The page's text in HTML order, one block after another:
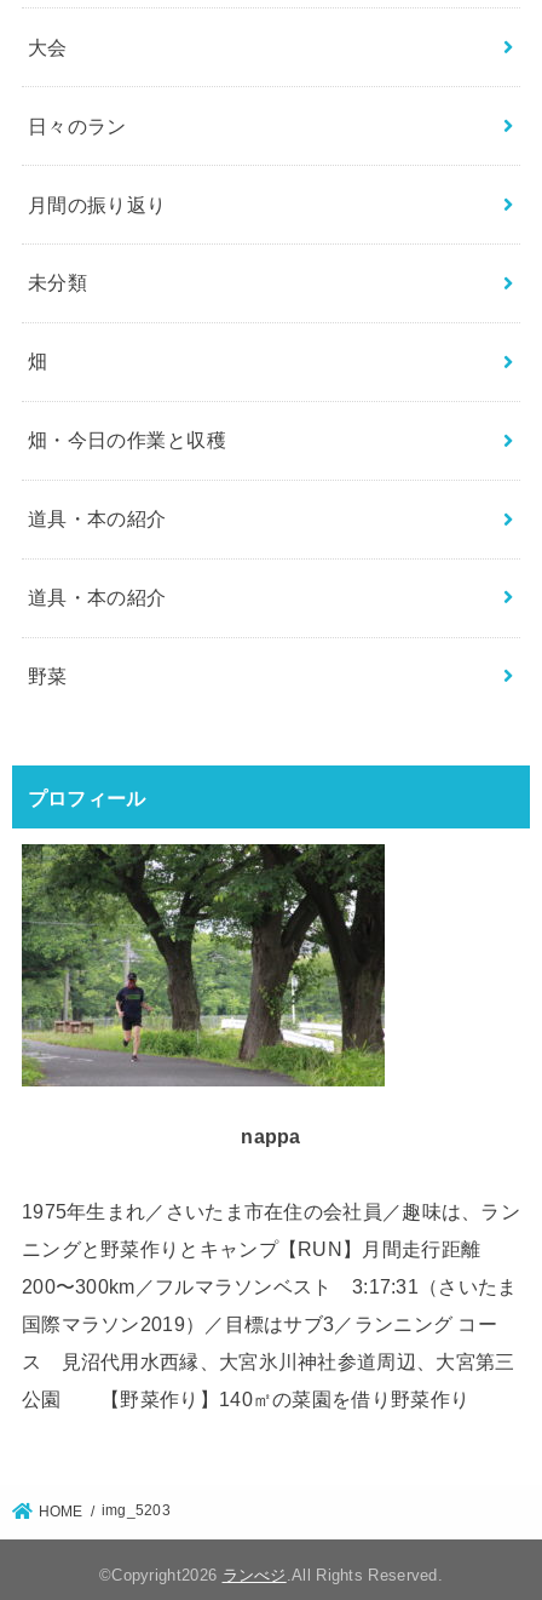
大会
日々のラン
月間の振り返り
未分類
畑
畑・今日の作業と収穫
道具・本の紹介
道具・本の紹介
野菜
プロフィール
nappa
1975年生まれ／さいたま市在住の会社員／趣味は、ラン
ニングと野菜作りとキャンプ【RUN】月間走行距離
200〜300km／フルマラソンベスト 3:17:31（さいたま
国際マラソン2019）／目標はサブ3／ランニング コー
ス 見沼代用水西縁、大宮氷川神社参道周辺、大宮第三
公園 【野菜作り】140㎡の菜園を借り野菜作り
HOME img_5203
©Copyright2026 ランべジ .All Rights Reserved.